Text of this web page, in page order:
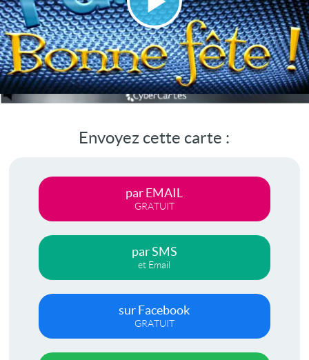
Lire
la
vidéo
Envoyez cette carte :
par EMAIL
GRATUIT
par SMS
et Email
sur Facebook
GRATUIT